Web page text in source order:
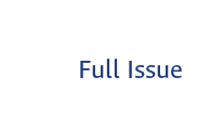
Full Issue